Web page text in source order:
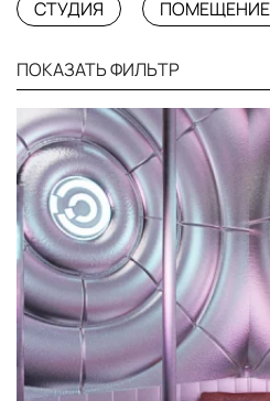
СТУДИЯ
ПОМЕЩЕНИЕ
ПОКАЗАТЬ ФИЛЬТР